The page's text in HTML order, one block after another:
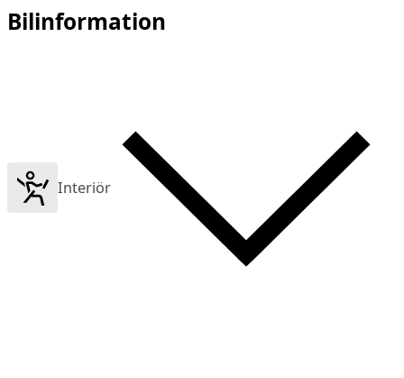
Bilinformation
Interiör